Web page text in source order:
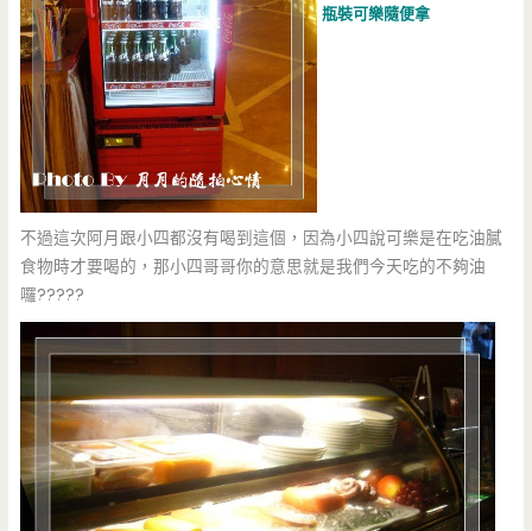
瓶裝可樂隨便拿
不過這次阿月跟小四都沒有喝到這個，因為小四說可樂是在吃油膩
食物時才要喝的，那小四哥哥你的意思就是我們今天吃的不夠油
囉?????